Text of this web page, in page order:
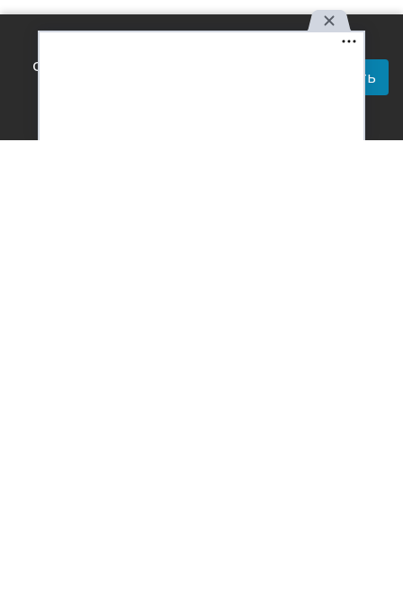
Комментарии
соглашаетесь с правилами
Принять